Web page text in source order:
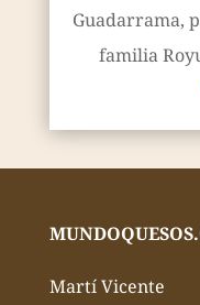
Guadarrama,
familia
Martí Vicente